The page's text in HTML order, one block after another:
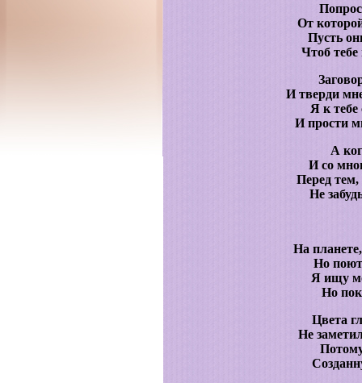
От
Пусть
Чтоб тебе
И тверди
Я к тебе
И прости
А
И со
Перед тем,
Не
На
Но
Я ищу
Но
Цвета
Не